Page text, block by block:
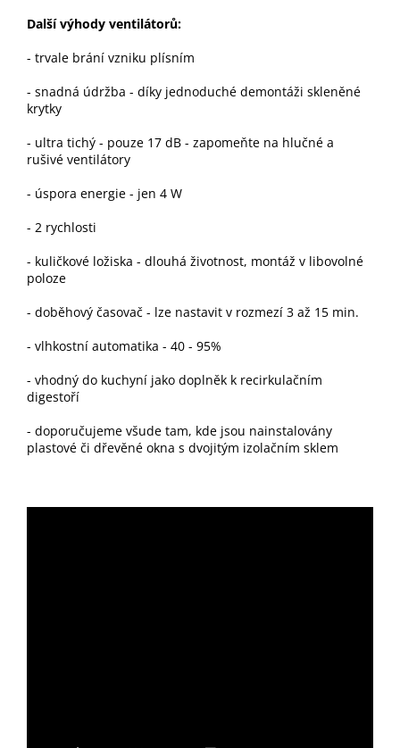
Další výhody ventilátorů:
- trvale brání vzniku plísním
- snadná údržba - díky jednoduché demontáži skleněné
krytky
- ultra tichý - pouze 17 dB - zapomeňte na hlučné a
rušivé ventilátory
- úspora energie - jen 4 W
- 2 rychlosti
- kuličkové ložiska - dlouhá životnost, montáž v libovolné
poloze
- doběhový časovač - lze nastavit v rozmezí 3 až 15 min.
- vlhkostní automatika - 40 - 95%
- vhodný do kuchyní jako doplněk k recirkulačním
digestoří
- doporučujeme všude tam, kde jsou nainstalovány
plastové či dřevěné okna s dvojitým izolačním sklem